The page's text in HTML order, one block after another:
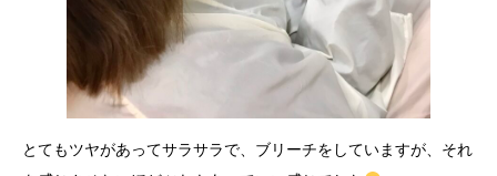
とてもツヤがあってサラサラで、ブリーチをしていますが、それ